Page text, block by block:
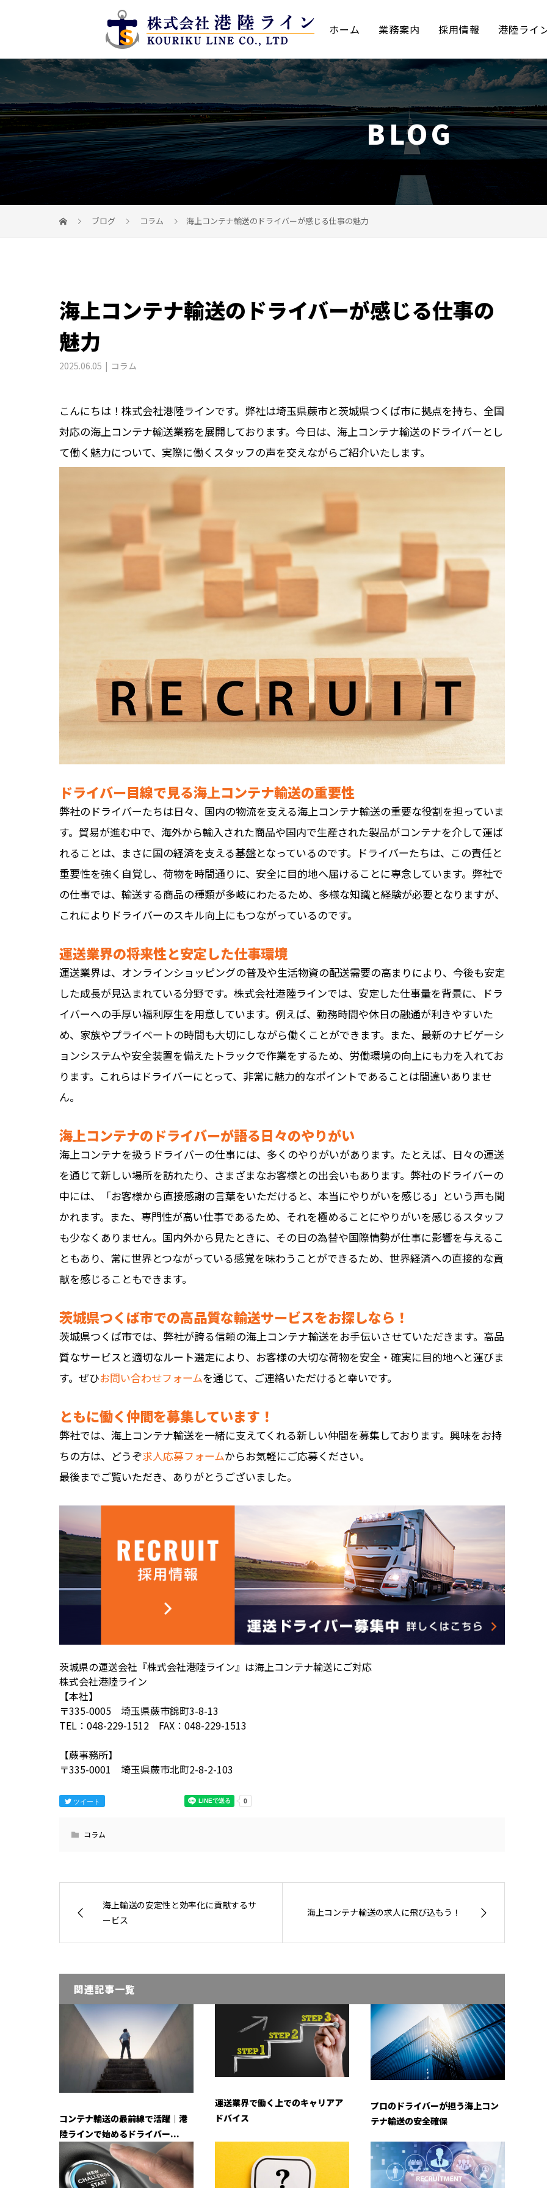
ホーム 業務案内 採用情報 港陸ライ
BLOG
ブログ コラム 海上コンテナ輸送のドライバーが感じる仕事の魅力
海上コンテナ輸送のドライバーが感じる仕事の
魅力
2025.06.05 コラム
こんにちは！株式会社港陸ラインです。弊社は埼玉県蕨市と茨城県つくば市に拠点を持ち、全国
対応の海上コンテナ輸送業務を展開しております。今日は、海上コンテナ輸送のドライバーとし
て働く魅力について、実際に働くスタッフの声を交えながらご紹介いたします。
ドライバー目線で見る海上コンテナ輸送の重要性
弊社のドライバーたちは日々、国内の物流を支える海上コンテナ輸送の重要な役割を担っていま
す。貿易が進む中で、海外から輸入された商品や国内で生産された製品がコンテナを介して運ば
れることは、まさに国の経済を支える基盤となっているのです。ドライバーたちは、この責任と
重要性を強く自覚し、荷物を時間通りに、安全に目的地へ届けることに専念しています。弊社で
の仕事では、輸送する商品の種類が多岐にわたるため、多様な知識と経験が必要となりますが、
これによりドライバーのスキル向上にもつながっているのです。
運送業界の将来性と安定した仕事環境
運送業界は、オンラインショッピングの普及や生活物資の配送需要の高まりにより、今後も安定
した成長が見込まれている分野です。株式会社港陸ラインでは、安定した仕事量を背景に、ドラ
イバーへの手厚い福利厚生を用意しています。例えば、勤務時間や休日の融通が利きやすいた
め、家族やプライベートの時間も大切にしながら働くことができます。また、最新のナビゲーシ
ョンシステムや安全装置を備えたトラックで作業をするため、労働環境の向上にも力を入れてお
ります。これらはドライバーにとって、非常に魅力的なポイントであることは間違いありませ
ん。
海上コンテナのドライバーが語る日々のやりがい
海上コンテナを扱うドライバーの仕事には、多くのやりがいがあります。たとえば、日々の運送
を通じて新しい場所を訪れたり、さまざまなお客様との出会いもあります。弊社のドライバーの
中には、「お客様から直接感謝の言葉をいただけると、本当にやりがいを感じる」という声も聞
かれます。また、専門性が高い仕事であるため、それを極めることにやりがいを感じるスタッフ
も少なくありません。国内外から見たときに、その日の為替や国際情勢が仕事に影響を与えるこ
ともあり、常に世界とつながっている感覚を味わうことができるため、世界経済への直接的な貢
献を感じることもできます。
茨城県つくば市での高品質な輸送サービスをお探しなら！
茨城県つくば市では、弊社が誇る信頼の海上コンテナ輸送をお手伝いさせていただきます。高品
質なサービスと適切なルート選定により、お客様の大切な荷物を安全・確実に目的地へと運びま
す。ぜひお問い合わせフォームを通じて、ご連絡いただけると幸いです。
ともに働く仲間を募集しています！
弊社では、海上コンテナ輸送を一緒に支えてくれる新しい仲間を募集しております。興味をお持
ちの方は、どうぞ求人応募フォームからお気軽にご応募ください。
最後までご覧いただき、ありがとうございました。
茨城県の運送会社『株式会社港陸ライン』は海上コンテナ輸送にご対応
株式会社港陸ライン
【本社】
〒335-0005 埼玉県蕨市錦町3-8-13
TEL：048-229-1512 FAX：048-229-1513
【蕨事務所】
〒335-0001 埼玉県蕨市北町2-8-2-103
ツイート
コラム
海上輸送の安定性と効率化に貢献するサ
ービス
海上コンテナ輸送の求人に飛び込もう！
関連記事一覧
コンテナ輸送の最前線で活躍｜港
陸ラインで始めるドライバー...
運送業界で働く上でのキャリアア
ドバイス
プロのドライバーが担う海上コン
テナ輸送の安全確保